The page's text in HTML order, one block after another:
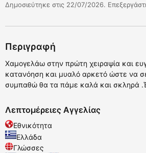
Δημοσιεύτηκε στις 22/07/2026.
Περιγραφή
Χαμογελάω στην πρώτη χειραψία και
κατανόηση και μυαλό αρκετό ώστε να
συμπαθώ θα τα πάμε καλά και σκληρά
Λεπτομέρειες Αγγελίας
Εθνικότητα
Ελλάδα
Γλώσσες